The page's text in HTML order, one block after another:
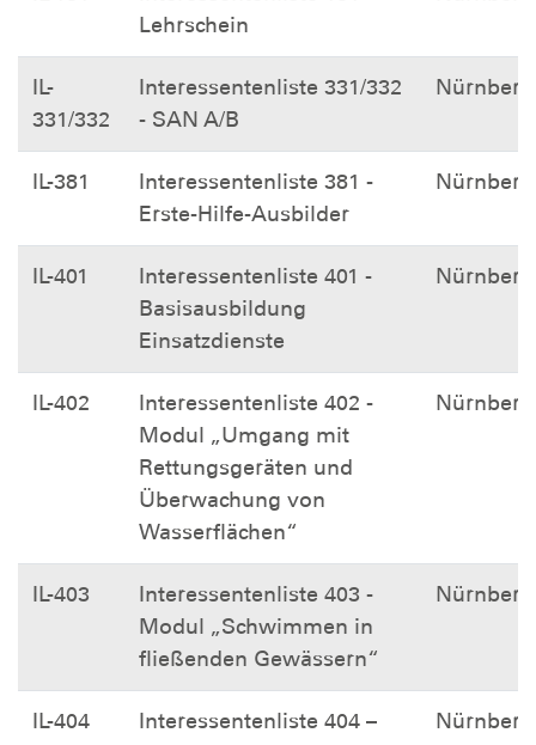
Lehrschein
IL-
331/332
Interessentenliste 331/332
- SAN A/B
Nürnberg
IL-381
Interessentenliste 381 -
Erste-Hilfe-Ausbilder
Nürnberg
IL-401
Interessentenliste 401 -
Basisausbildung
Einsatzdienste
Nürnberg
IL-402
Interessentenliste 402 -
Modul „Umgang mit
Rettungsgeräten und
Überwachung von
Wasserflächen“
Nürnberg
IL-403
Interessentenliste 403 -
Modul „Schwimmen in
fließenden Gewässern“
Nürnberg
IL-404
Interessentenliste 404 –
Nürnberg